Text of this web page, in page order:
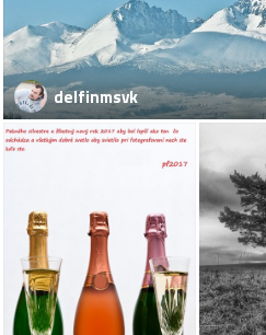
delfinmsvk